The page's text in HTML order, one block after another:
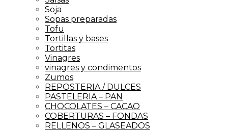
Soja
Sopas preparadas
Tofu
Tortillas y bases
Tortitas
Vinagres
vinagres y condimentos
Zumos
REPOSTERIA / DULCES
PASTELERIA – PAN
CHOCOLATES – CACAO
COBERTURAS – FONDAS
RELLENOS – GLASEADOS